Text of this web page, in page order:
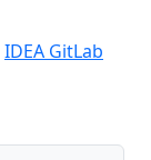
IDEA GitLab